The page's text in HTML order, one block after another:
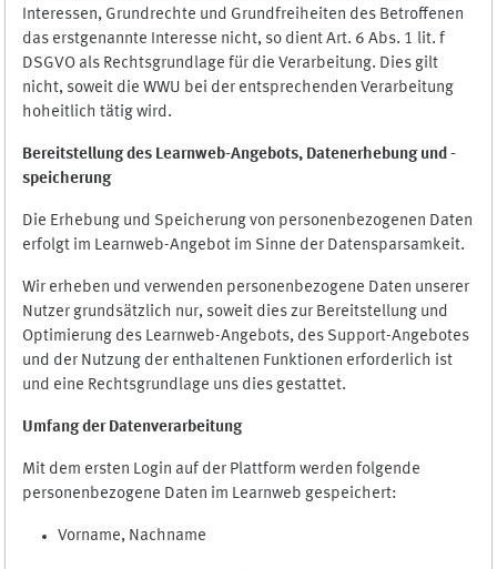
Interessen, Grundrechte und Grundfreiheiten des Betroffenen
das erstgenannte Interesse nicht, so dient Art. 6 Abs. 1 lit. f
DSGVO als Rechtsgrundlage für die Verarbeitung. Dies gilt
nicht, soweit die WWU bei der entsprechenden Verarbeitung
hoheitlich tätig wird.
Bereitstellung des Learnweb-Angebots, Datenerhebung und -
speicherung
Die Erhebung und Speicherung von personenbezogenen Daten
erfolgt im Learnweb-Angebot im Sinne der Datensparsamkeit.
Wir erheben und verwenden personenbezogene Daten unserer
Nutzer grundsätzlich nur, soweit dies zur Bereitstellung und
Optimierung des Learnweb-Angebots, des Support-Angebotes
und der Nutzung der enthaltenen Funktionen erforderlich ist
und eine Rechtsgrundlage uns dies gestattet.
Umfang der Datenverarbeitung
Mit dem ersten Login auf der Plattform werden folgende
personenbezogene Daten im Learnweb gespeichert:
Vorname, Nachname